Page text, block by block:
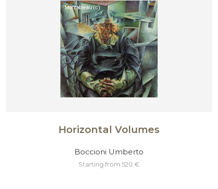
Horizontal Volumes
Boccioni Umberto
starting from 520 €